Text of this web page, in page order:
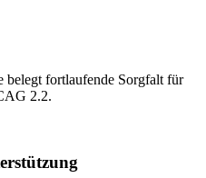
fortlaufende Sorgfalt für
2.2.